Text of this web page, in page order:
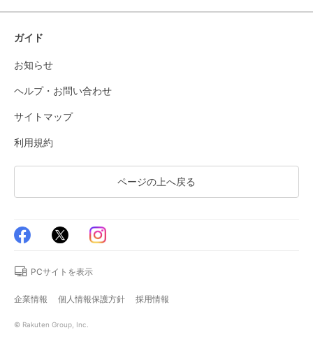
ガイド
お知らせ
ヘルプ・お問い合わせ
サイトマップ
利用規約
ページの上へ戻る
PCサイトを表示
企業情報 個人情報保護方針 採用情報
© Rakuten Group, Inc.